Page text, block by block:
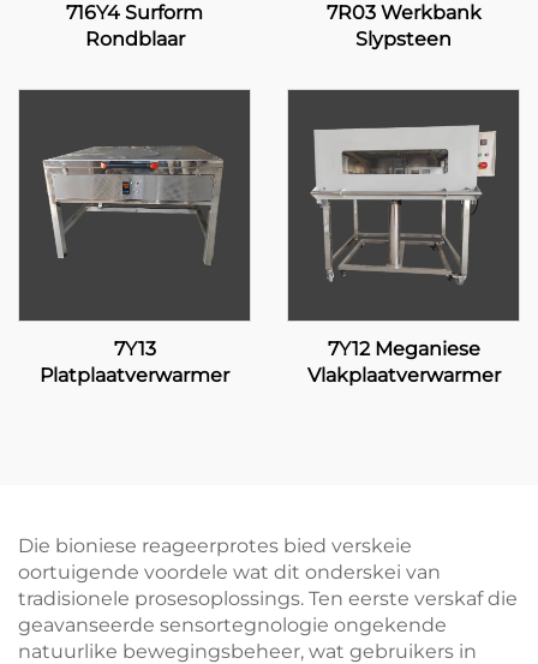
716Y4 Surform
Rondblaar
7R03 Werkbank
Slypsteen
7Y13
Platplaatverwarmer
7Y12 Meganiese
Vlakplaatverwarmer
Die bioniese reageerprotes bied verskeie
oortuigende voordele wat dit onderskei van
tradisionele prosesoplossings. Ten eerste verskaf die
geavanseerde sensortegnologie ongekende
natuurlike bewegingsbeheer, wat gebruikers in